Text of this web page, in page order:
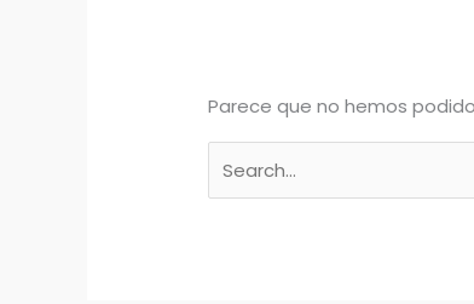
Parece que no hemos